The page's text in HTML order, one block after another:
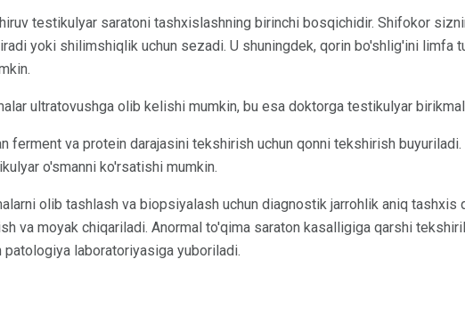
testikulyar saratoni tashxislashning birinchi bosqichidir. Shifokor
yoki shilimshiqlik uchun sezadi. U shuningdek, qorin bo'shlig'ini limfa
ultratovushga olib kelishi mumkin, bu esa doktorga testikulyar
ferment va protein darajasini tekshirish uchun qonni tekshirish
o'smanni ko'rsatishi mumkin.
olib tashlash va biopsiyalash uchun diagnostik jarrohlik aniq tashxis
va moyak chiqariladi. Anormal to'qima saraton kasalligiga qarshi
laboratoriyasiga yuboriladi.